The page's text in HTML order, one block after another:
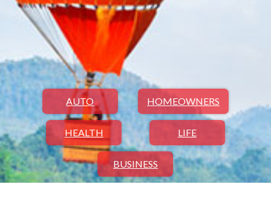
AUTO HOMEOWNERS
HEALTH LIFE
BUSINESS